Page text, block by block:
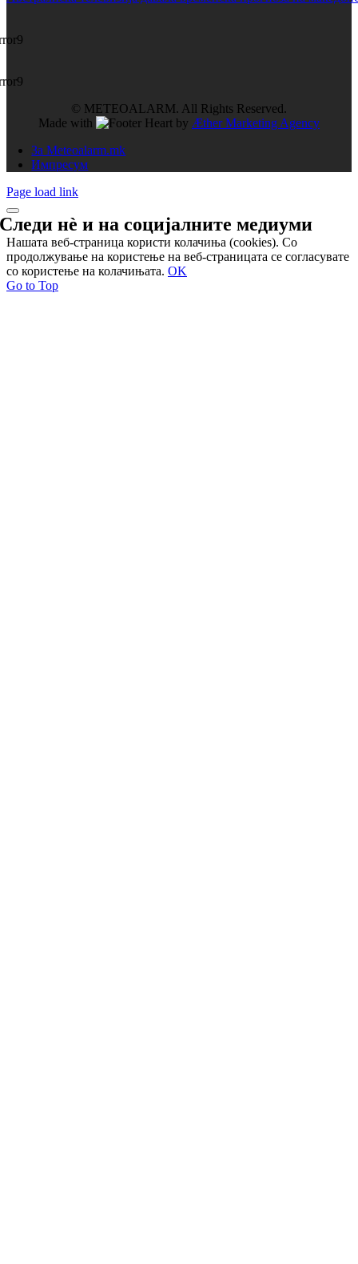
© METEOALARM. All Rights Reserved.
Made with
by Æther Marketing Agency
За Meteoalarm.mk
Импресум
Page load link
Следи нѐ и насоцијалните медиуми
Нашата веб-страница користи колачиња (cookies). Со
продолжување на користење на веб-страницата се согласувате
со користење на колачињата. OK
Go to Top